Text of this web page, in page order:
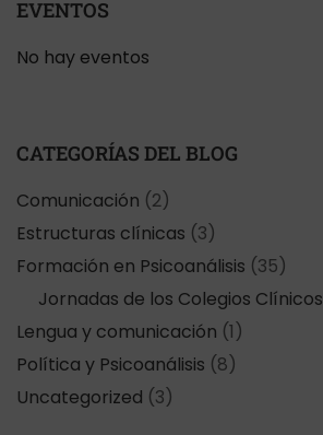
EVENTOS
No hay eventos
CATEGORÍAS DEL BLOG
Comunicación (2)
Estructuras clínicas (3)
Formación en Psicoanálisis (35)
Jornadas de los Colegios Clínicos
Lengua y comunicación (1)
Política y Psicoanálisis (8)
Uncategorized (3)